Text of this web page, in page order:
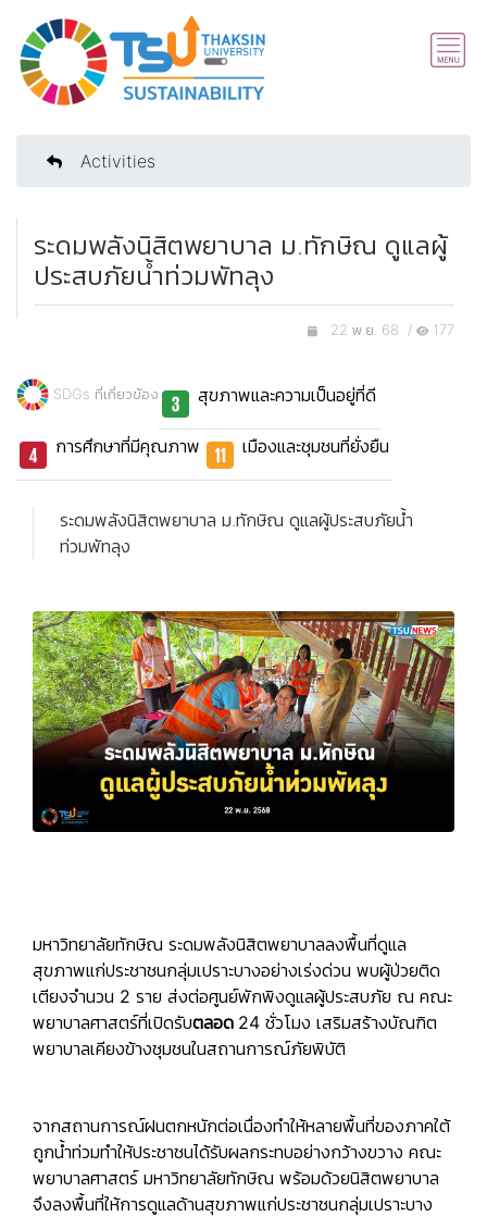
Activities
ระดมพลังนิสิตพยาบาล ม.ทักษิณ ดูแลผู้
ประสบภัยน้ำท่วมพัทลุง
22 พ.ย. 68 / 177
SDGs ที่เกี่ยวข้อง สุขภาพและความเป็นอยู่ที่ดี
การศึกษาที่มีคุณภาพ เมืองและชุมชนที่ยั่งยืน
ระดมพลังนิสิตพยาบาล ม.ทักษิณ ดูแลผู้ประสบภัยน้ำ
ท่วมพัทลุง
มหาวิทยาลัยทักษิณ ระดมพลังนิสิตพยาบาลลงพื้นที่ดูแล
สุขภาพแก่ประชาชนกลุ่มเปราะบางอย่างเร่งด่วน พบผู้ป่วยติด
เตียงจำนวน 2 ราย ส่งต่อศูนย์พักพิงดูแลผู้ประสบภัย ณ คณะ
พยาบาลศาสตร์ที่เปิดรับตลอด 24 ชั่วโมง เสริมสร้างบัณฑิต
พยาบาลเคียงข้างชุมชนในสถานการณ์ภัยพิบัติ
จากสถานการณ์ฝนตกหนักต่อเนื่องทำให้หลายพื้นที่ของภาคใต้
ถูกน้ำท่วมทำให้ประชาชนได้รับผลกระทบอย่างกว้างขวาง คณะ
พยาบาลศาสตร์ มหาวิทยาลัยทักษิณ พร้อมด้วยนิสิตพยาบาล
จึงลงพื้นที่ให้การดูแลด้านสุขภาพแก่ประชาชนกลุ่มเปราะบาง